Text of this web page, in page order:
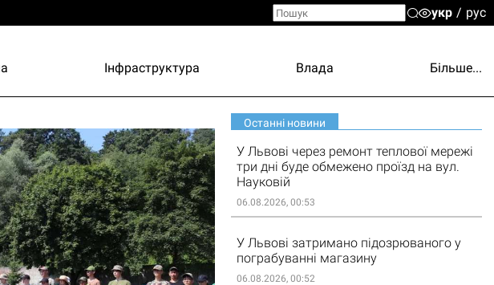
укр рус
Інфраструктура Влада Більше...
Останні новини
У Львові через ремонт теплової мережі
три дні буде обмежено проїзд на вул.
Науковій
06.08.2026, 00:53
У Львові затримано підозрюваного у
пограбуванні магазину
06.08.2026, 00:52